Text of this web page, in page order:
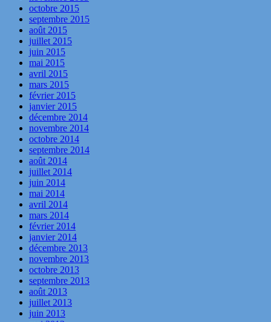
octobre 2015
septembre 2015
août 2015
juillet 2015
juin 2015
mai 2015
avril 2015
mars 2015
février 2015
janvier 2015
décembre 2014
novembre 2014
octobre 2014
septembre 2014
août 2014
juillet 2014
juin 2014
mai 2014
avril 2014
mars 2014
février 2014
janvier 2014
décembre 2013
novembre 2013
octobre 2013
septembre 2013
août 2013
juillet 2013
juin 2013